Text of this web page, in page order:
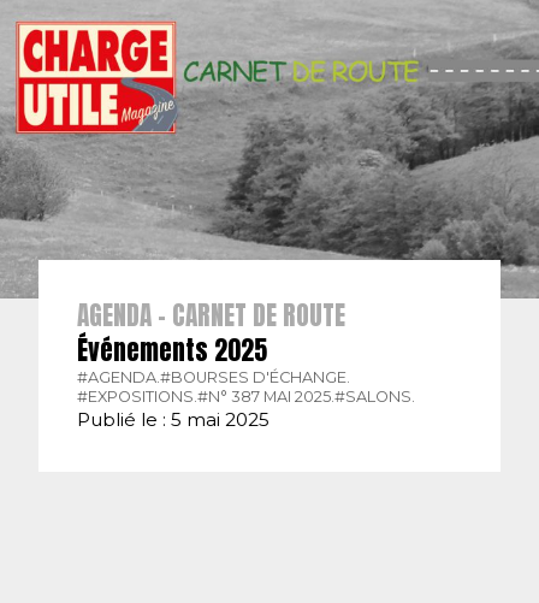
AGENDA - CARNET DE ROUTE
Événements 2025
#AGENDA. #BOURSES D'ÉCHANGE.
#EXPOSITIONS. #N° 387 MAI 2025. #SALONS.
Publié le : 5 mai 2025